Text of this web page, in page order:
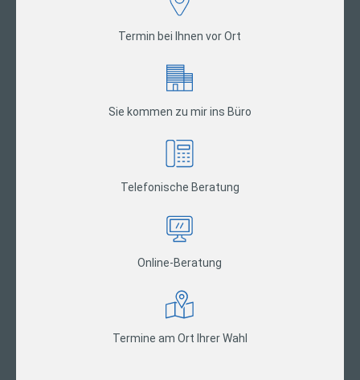
Termin bei Ihnen vor Ort
Sie kommen zu mir ins Büro
Telefonische Beratung
Online-Beratung
Termine am Ort Ihrer Wahl